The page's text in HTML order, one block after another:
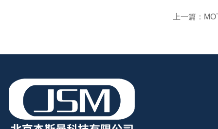
上一篇：